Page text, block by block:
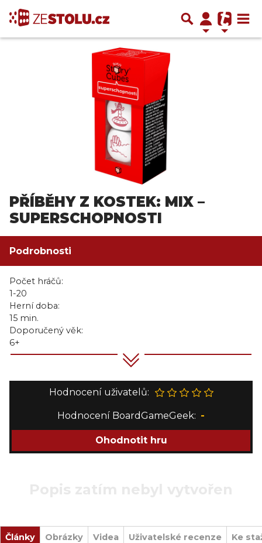
PŘÍBĚHY Z KOSTEK: MIX –
SUPERSCHOPNOSTI
Podrobnosti
Počet hráčů:
1-20
Herní doba:
15 min.
Doporučený věk:
6+
Hodnocení uživatelů:
Hodnocení BoardGameGeek: -
Ohodnotit hru
Články Obrázky Videa Uživatelské recenze Ke